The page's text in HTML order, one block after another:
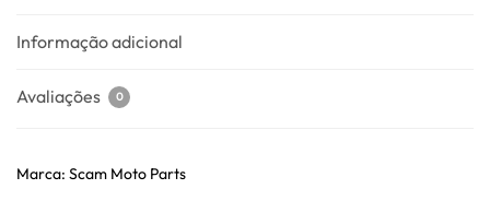
Informação adicional
Avaliações 0
Marca: Scam Moto Parts